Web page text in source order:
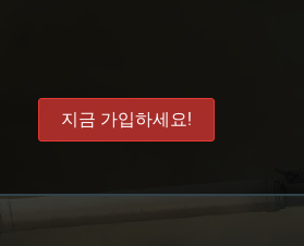
지금 가입하세요!